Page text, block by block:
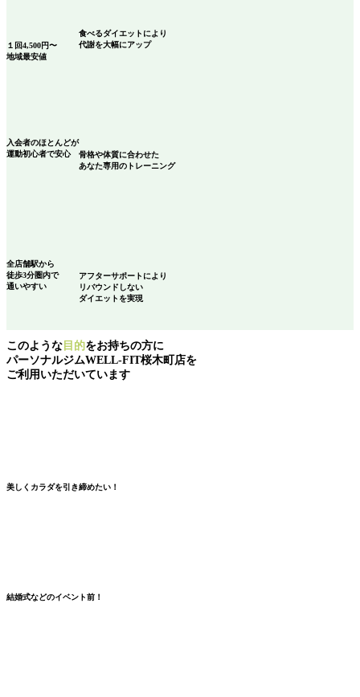
１回4,500円〜
地域最安値
入会者のほとんどが
運動初心者で安心
全店舗駅から
徒歩3分圏内で
通いやすい
食べるダイエット により
代謝を大幅にアップ
骨格や体質に合わせた
あなた専用のトレーニング
アフターサポートにより
リバウンドしない
ダイエットを実現
このような 目的をお持ちの方に
パーソナルジムWELL-FIT桜木町店を
ご利用いただいています
美しくカラダを引き締めたい！
結婚式などのイベント前！